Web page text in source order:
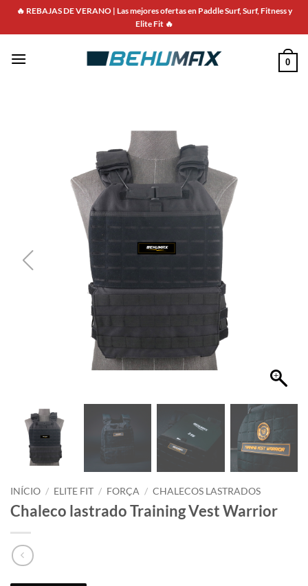
🔥 REBAJAS DE VERANO | Las mejores ofertas en Paddle Surf, Surf, Fitness y
Elite Fit 🔥
0
INÍCIO / ELITE FIT / FORÇA / CHALECOS LASTRADOS
Chaleco lastrado Training Vest Warrior